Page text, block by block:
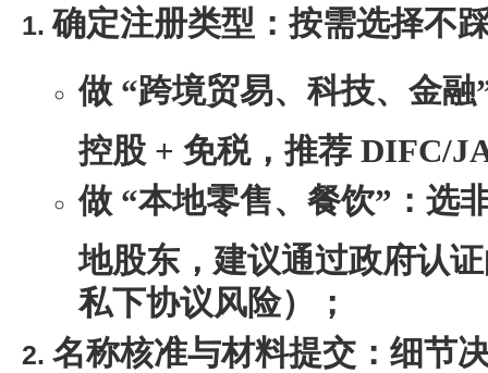
确定注册类型：按需选择不
做 “跨境贸易、科技、金
控股 + 免税，推荐 DIFC/
做 “本地零售、餐饮”：选
地股东，建议通过政府认
私下协议风险）；
名称核准与材料提交：细节